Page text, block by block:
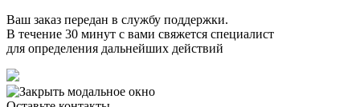
Ваш заказ передан в службу поддержки.
В течение 30 минут с вами свяжется специалист
для определения дальнейших действий